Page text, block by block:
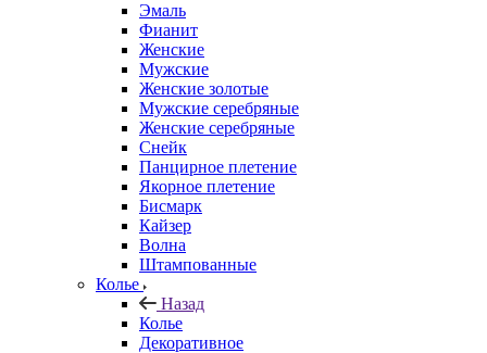
Эмаль
Фианит
Женские
Мужские
Женские золотые
Мужские серебряные
Женские серебряные
Снейк
Панцирное плетение
Якорное плетение
Бисмарк
Кайзер
Волна
Штампованные
Колье
Назад
Колье
Декоративное